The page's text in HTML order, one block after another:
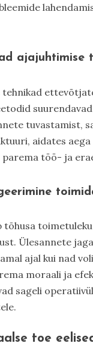
ajajuhtimise
tehnikad
tuvastamist,
aidates
töö- ja
Ülesannete
ajal kui nad
moraali ja
sageli
toe